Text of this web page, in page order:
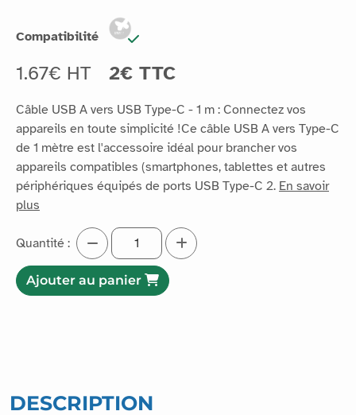
Compatibilité
1.67€ HT 2€ TTC
Câble USB A vers USB Type-C - 1 m : Connectez vos
appareils en toute simplicité !Ce câble USB A vers Type-C
de 1 mètre est l'accessoire idéal pour brancher vos
appareils compatibles (smartphones, tablettes et autres
périphériques équipés de ports USB Type-C 2. En savoir
plus
Quantité :
Ajouter au panier
DESCRIPTION